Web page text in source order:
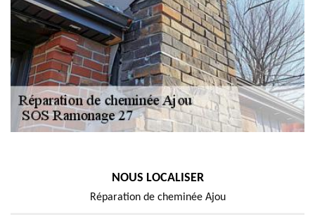
NOUS LOCALISER
Réparation de cheminée Ajou